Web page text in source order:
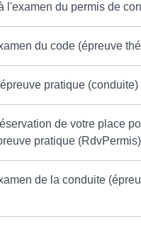
l'examen du permis de
du code (épreuve
pratique (conduite)
de votre place
pratique (RdvPermis)
de la conduite